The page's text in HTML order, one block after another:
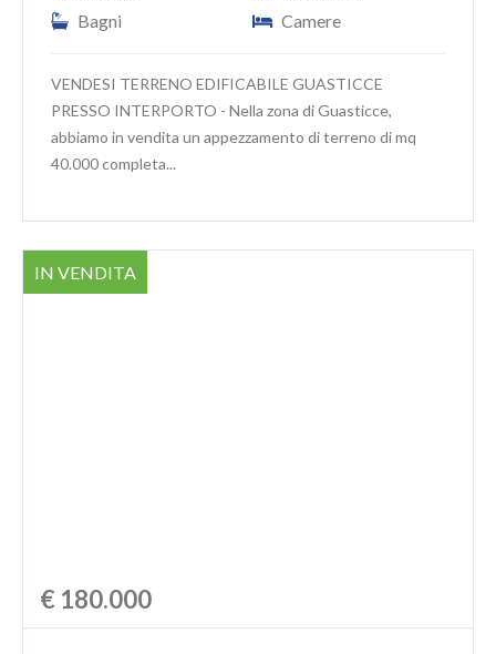
Bagni
Camere
VENDESI TERRENO EDIFICABILE GUASTICCE
PRESSO INTERPORTO - Nella zona di Guasticce,
abbiamo in vendita un appezzamento di terreno di mq
40.000 completa...
IN VENDITA
€ 180.000